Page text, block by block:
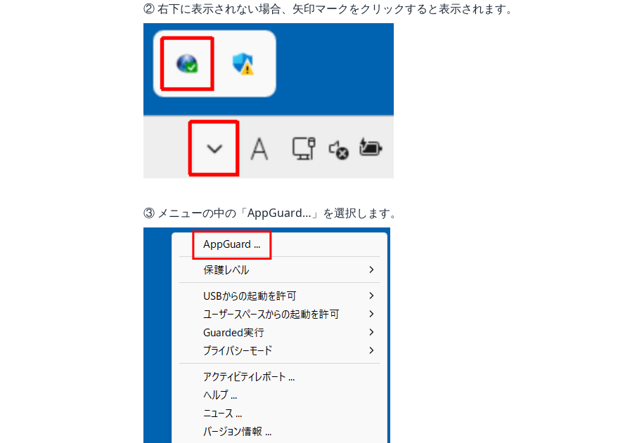
② 右下に表示されない場合、矢印マークをクリックすると表示されます。
③ メニューの中の「AppGuard…」を選択します。